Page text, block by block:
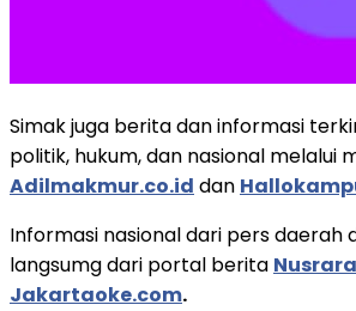
Simak juga berita dan informasi
politik, hukum, dan nasional melalui
Adilmakmur.co.id dan
Informasi nasional dari pers daerah
langsumg dari portal berita
Jakartaoke.com.